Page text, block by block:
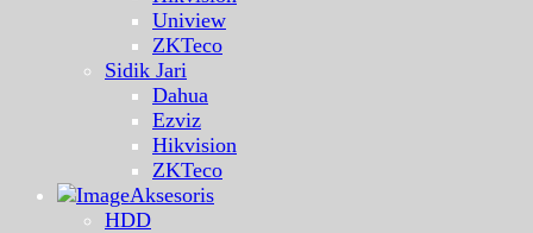
Uniview
ZKTeco
Sidik Jari
Dahua
Ezviz
Hikvision
ZKTeco
Aksesoris
HDD